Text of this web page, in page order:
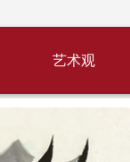
艺术观